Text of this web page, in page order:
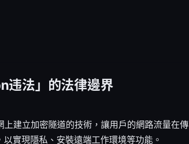
违法」的法律邊界
建立加密隧道的技術，讓用戶的網路流量在傳
實現隱私、安裝遠端工作環境等功能。